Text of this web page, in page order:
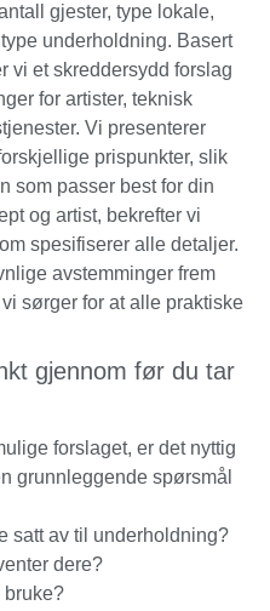
gjester, type lokale,
underholdning. Basert
vi et skreddersydd forslag
for artister, teknisk
Vi presenterer
prispunkter, slik
som passer best for din
og artist, bekrefter vi
spesifiserer alle detaljer.
avstemminger frem
sørger for at alle praktiske
gjennom før du tar
forslaget, er det nyttig
grunnleggende spørsmål
satt av til underholdning?
dere?
bruke?